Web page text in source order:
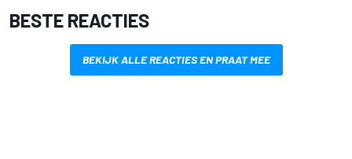
BESTE REACTIES
BEKIJK ALLE REACTIES EN PRAAT MEE